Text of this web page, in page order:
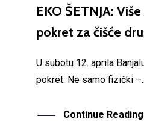
EKO ŠETNJA:
pokret za čišće
U subotu 12. aprila
pokret. Ne samo fizički
Continue Reading